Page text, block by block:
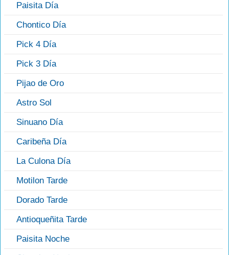
Paisita Día
Chontico Día
Pick 4 Día
Pick 3 Día
Pijao de Oro
Astro Sol
Sinuano Día
Caribeña Día
La Culona Día
Motilon Tarde
Dorado Tarde
Antioqueñita Tarde
Paisita Noche